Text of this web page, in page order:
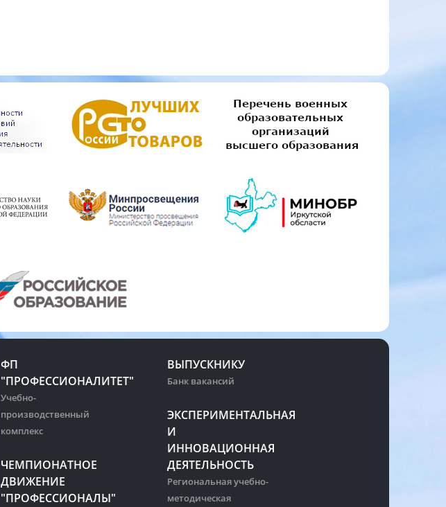
ФП
"ПРОФЕССИОНАЛИТЕТ"
Учебно-
производственный
комплекс
ЧЕМПИОНАТНОЕ
ДВИЖЕНИЕ
"ПРОФЕССИОНАЛЫ"
ВЫПУСКНИКУ
Банк вакансий
ЭКСПЕРИМЕНТАЛЬНАЯ
И
ИННОВАЦИОННАЯ
ДЕЯТЕЛЬНОСТЬ
Региональная учебно-
методическая